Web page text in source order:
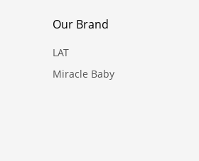
Our Brand
LAT
Miracle Baby